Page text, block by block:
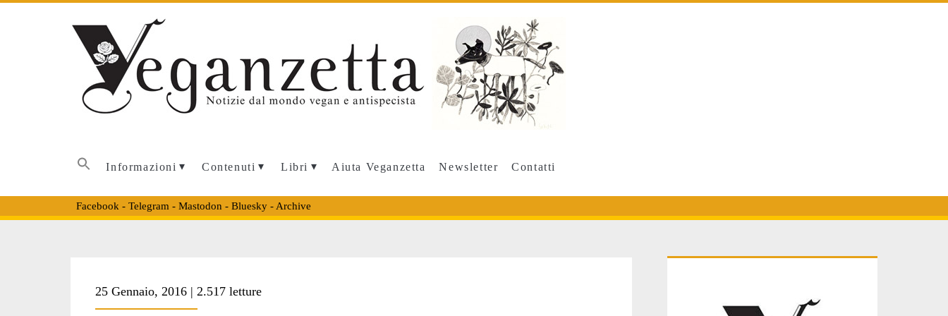
Informazioni Contenuti Libri Aiuta Veganzetta Newsletter Contatti
Facebook - Telegram - Mastodon - Bluesky- Archive
25 Gennaio, 2016 | 2.517 letture